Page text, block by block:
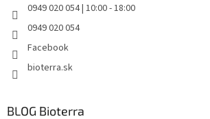
0949 020 054 | 10:00 - 18:00
0949 020 054
Facebook
bioterra.sk
BLOG Bioterra